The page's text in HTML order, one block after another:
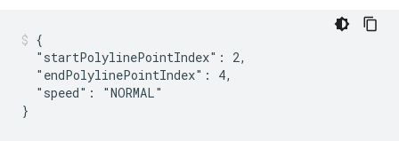
{
  "startPolylinePointIndex": 2,
  "endPolylinePointIndex": 4,
  "speed": "NORMAL"